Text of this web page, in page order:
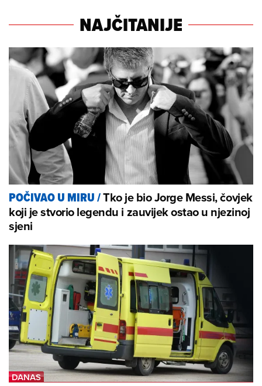
NAJČITANIJE
POČIVAO U MIRU/Tko je bio Jorge Messi, čovjek
koji je stvorio legendu i zauvijek ostao u njezinoj
sjeni